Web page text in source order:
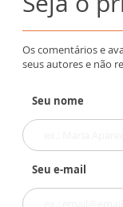
Os comentários e
seus autores e não
Seu nome
Seu e-mail